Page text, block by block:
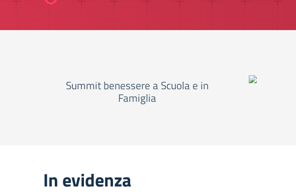
Summit benessere a Scuola e in
Famiglia
In evidenza